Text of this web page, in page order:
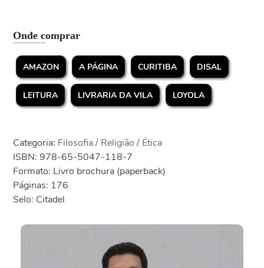
Onde comprar
AMAZON A PÁGINA CURITIBA DISAL
LEITURA LIVRARIA DA VILA LOYOLA
Categoria: Filosofia / Religião / Ética
ISBN: 978-65-5047-118-7
Formato: Livro brochura (paperback)
Páginas: 176
Selo: Citadel